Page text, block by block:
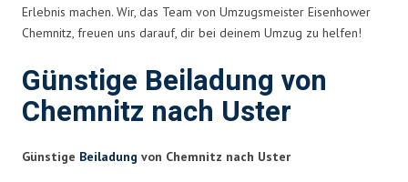
Erlebnis machen. Wir, das Team von Umzugsmeister Eisenhower
Chemnitz, freuen uns darauf, dir bei deinem Umzug zu helfen!
Günstige Beiladung von
Chemnitz nach Uster
Günstige Beiladung von Chemnitz nach Uster